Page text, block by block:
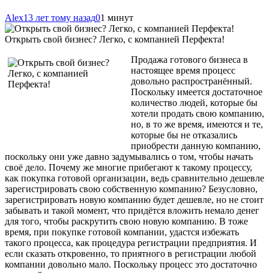
Alex13 лет тому назад01 минут
Открыть свой бизнес? Легко, с компанией Перфекта!
Продажа готового бизнеса в
настоящее время процесс
довольно распространённый.
Поскольку имеется достаточное
количество людей, которые бы
хотели продать свою компанию,
но, в то же время, имеются и те,
которые бы не отказались
приобрести данную компанию,
поскольку они уже давно задумывались о том, чтобы начать
своё дело. Почему же многие прибегают к такому процессу,
как покупка готовой организации, ведь сравнительно дешевле
зарегистрировать свою собственную компанию? Безусловно,
зарегистрировать новую компанию будет дешевле, но не стоит
забывать и такой момент, что придётся вложить немало денег
для того, чтобы раскрутить свою новую компанию. В тоже
время, при покупке готовой компании, удастся избежать
такого процесса, как процедура регистрации предприятия. И
если сказать откровенно, то приятного в регистрации любой
компании довольно мало. Поскольку процесс это достаточно